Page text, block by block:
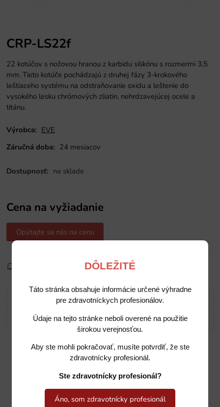
DÔLEŽITÉ
Táto stránka obsahuje informácie určené výhradne
pre zdravotníckych profesionálov.
Údaje na tejto stránke neboli overené na použitie
širokou verejnosťou.
Aby ste mohli pokračovať, musíte potvrdiť, že ste
zdravotnícky profesionál.
Ste zdravotnícky profesionál?
Áno, som zdravotnícky profesionál
CRP-LS22f
22 kotúčov s nožovou hranou z karbidu silikónu s rozmermi 3,5
mm. Tieto kotúče pochádzajú z druhej fázy 3-krokového
leštiaceho systému na odstraňovanie oxidu a leštenie do
vysokého lesku chrómových zliatin, nehrdzavejúcej ocele a
titánu.
Výrobca: EVE
Záručná doba: 24 mesiacov
Dostupnosť: na sklade
Cena na vyžiadanie
Opýtajte sa nás na cenu
Pridať do obľúbených
Popis
Potrebujete poradiť?